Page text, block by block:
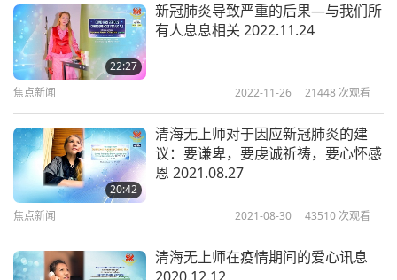
师父的鸡尾茶配方（治感冒茶），节录自《无上家
厨》。（免费下载网址：SMCHBooks.com）
食材：
水六五○毫升或三杯
丁香一大匙半
姜二十公克或一盎司（约大拇指的大小）
八角两粒
22:27
新冠肺炎导致严重的后果—与我们所
有人息息相关 2022.11.24
焦点新闻 2022-11-26 21448 次观看
20:42
清海无上师对于因应新冠肺炎的建
议：要谦卑，要虔诚祈祷，要心怀感
恩 2021.08.27
焦点新闻 2021-08-30 43510 次观看
清海无上师在疫情期间的爱心讯息